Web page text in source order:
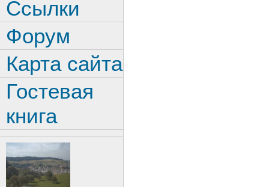
Ссылки
Форум
Карта сайта
Гостевая
книга